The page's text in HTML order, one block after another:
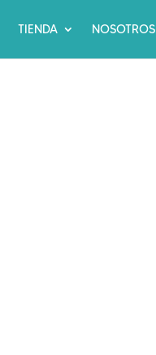
TIENDA NOSOTROS